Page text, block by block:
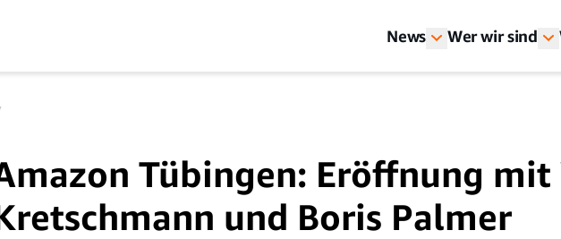
News Wer wir sind
Tübingen: Eröffnung
und Boris Palmer